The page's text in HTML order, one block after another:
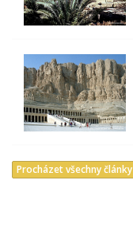
Procházet všechny články